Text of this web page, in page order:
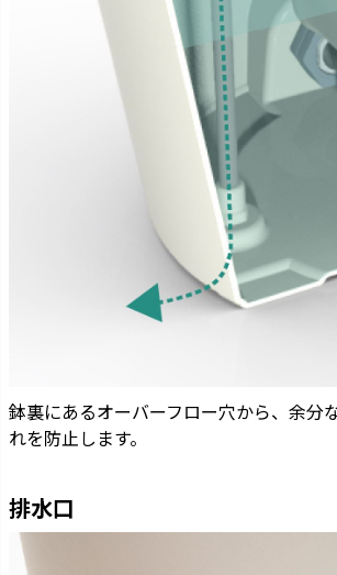
鉢裏にあるオーバーフロー穴から、余分
れを防止します。
排水口